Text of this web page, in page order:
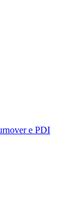
e PDI